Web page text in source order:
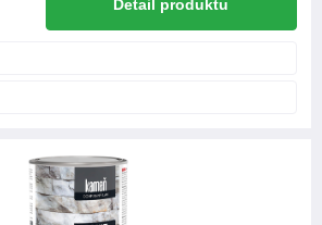
Detail produktu